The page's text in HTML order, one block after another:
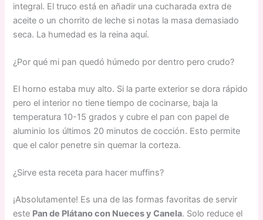
integral. El truco está en añadir una cucharada extra de
aceite o un chorrito de leche si notas la masa demasiado
seca. La humedad es la reina aquí.
¿Por qué mi pan quedó húmedo por dentro pero crudo?
El horno estaba muy alto. Si la parte exterior se dora rápido
pero el interior no tiene tiempo de cocinarse, baja la
temperatura 10-15 grados y cubre el pan con papel de
aluminio los últimos 20 minutos de cocción. Esto permite
que el calor penetre sin quemar la corteza.
¿Sirve esta receta para hacer muffins?
¡Absolutamente! Es una de las formas favoritas de servir
este Pan de Plátano con Nueces y Canela. Solo reduce el